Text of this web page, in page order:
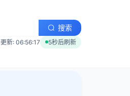
搜索
更新: 06:56:17 5秒后刷新